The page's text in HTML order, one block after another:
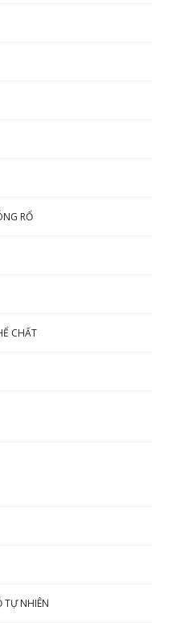
RỔ
CHẤT
TỰ NHIÊN